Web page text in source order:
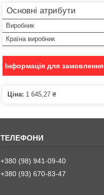
Основні атрибути
Виробник
Країна виробник
Інформація для замовлення
Ціна: 1 645,27 ₴
+380 (98) 941-09-40
+380 (93) 670-83-47